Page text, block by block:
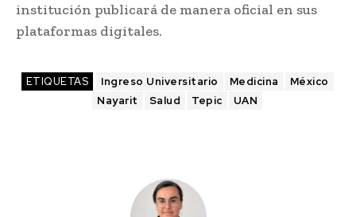
institución publicará de manera oficial en sus
plataformas digitales.
ETIQUETAS Ingreso Universitario Medicina
México
Nayarit
Salud Tepic UAN